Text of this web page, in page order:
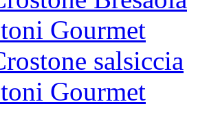
Gourmet
salsiccia
Gourmet